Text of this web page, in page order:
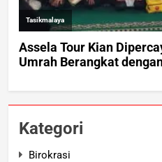
Kategori
Birokrasi